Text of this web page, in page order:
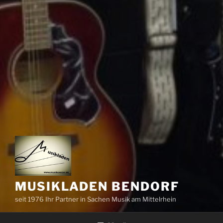
MUSIKLADEN BENDORF
seit 1976 Ihr Partner in Sachen Musik am Mittelrhein